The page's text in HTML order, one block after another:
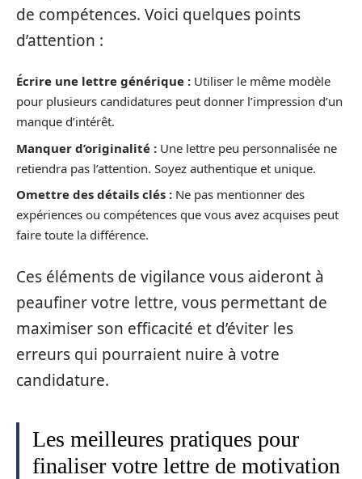
de compétences. Voici quelques points
d’attention :
Écrire une lettre générique : Utiliser le même modèle
pour plusieurs candidatures peut donner l’impression d’un
manque d’intérêt.
Manquer d’originalité : Une lettre peu personnalisée ne
retiendra pas l’attention. Soyez authentique et unique.
Omettre des détails clés : Ne pas mentionner des
expériences ou compétences que vous avez acquises peut
faire toute la différence.
Ces éléments de vigilance vous aideront à
peaufiner votre lettre, vous permettant de
maximiser son efficacité et d’éviter les
erreurs qui pourraient nuire à votre
candidature.
Les meilleures pratiques pour
finaliser votre lettre de motivation